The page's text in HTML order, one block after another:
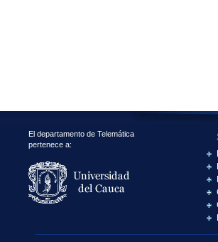
El departamento de Telemática
pertenece a: